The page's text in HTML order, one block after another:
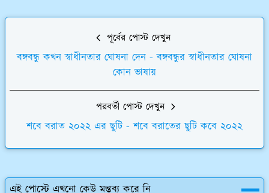
পূর্বের পোস্ট দেখুন
বঙ্গবন্ধু কখন স্বাধীনতার ঘোষনা দেন - বঙ্গবন্ধুর স্বাধীনতার ঘোষনা
কোন ভাষায়
পরবর্তী পোস্ট দেখুন
শবে বরাত ২০২২ এর ছুটি - শবে বরাতের ছুটি কবে ২০২২
এই পোস্টে এখনো কেউ মন্তব্য করে নি